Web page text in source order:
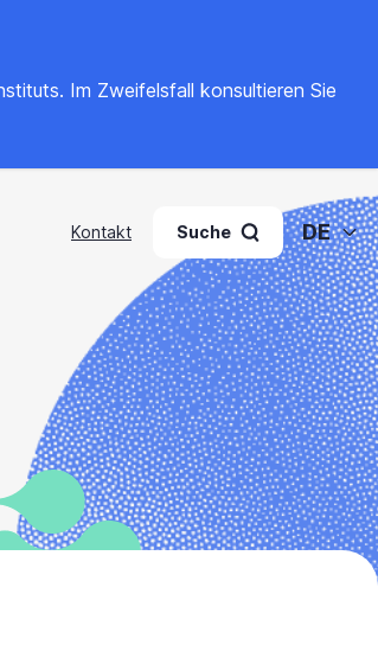
Im Zweifelsfall konsultieren Sie
Kontakt Suche DE